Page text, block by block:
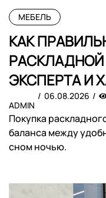
МЕБЕЛЬ
КАК
ЭКСПЕРТА И
ADMIN
06.08.2026
Покупка
баланса между
сном ночью.